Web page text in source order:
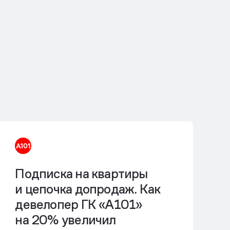
Подписка на квартиры
и цепочка допродаж. Как
девелопер ГК «А101»
на 20% увеличил